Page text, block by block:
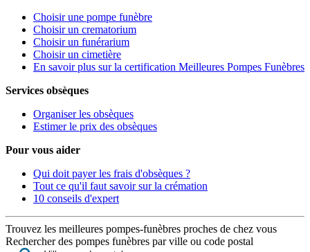
Choisir une pompe funèbre
Choisir un crematorium
Choisir un funérarium
Choisir un cimetière
En savoir plus sur la certification Meilleures Pompes Funèbres
Services obsèques
Organiser les obsèques
Estimer le prix des obsèques
Pour vous aider
Qui doit payer les frais d'obsèques ?
Tout ce qu'il faut savoir sur la crémation
10 conseils d'expert
Trouvez les meilleures pompes-funèbres proches de chez vous
Rechercher des pompes funèbres par ville ou code postal